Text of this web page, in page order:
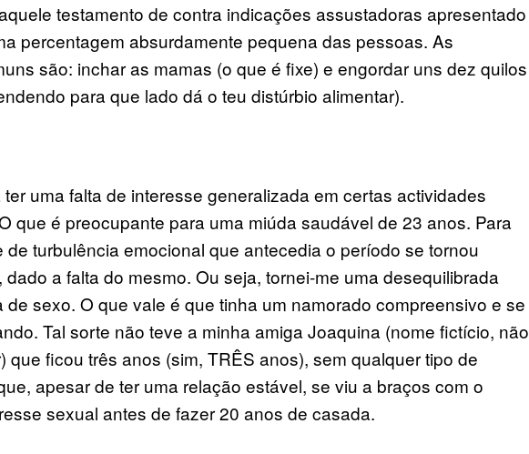
testamento de contra indicações assustadoras apresentado
percentagem absurdamente pequena das pessoas. As
são: inchar as mamas (o que é fixe) e engordar uns dez quilos
para que lado dá o teu distúrbio alimentar).
uma falta de interesse generalizada em certas actividades
que é preocupante para uma miúda saudável de 23 anos. Para
turbulência emocional que antecedia o período se tornou
a falta do mesmo. Ou seja, tornei-me uma desequilibrada
sexo. O que vale é que tinha um namorado compreensivo e se
Tal sorte não teve a minha amiga Joaquina (nome fictício, não
que ficou três anos (sim, TRÊS anos), sem qualquer tipo de
apesar de ter uma relação estável, se viu a braços com o
sexual antes de fazer 20 anos de casada.